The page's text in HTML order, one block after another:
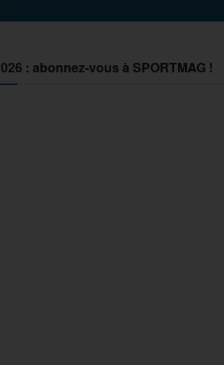
: abonnez-vous à SPORTMAG !